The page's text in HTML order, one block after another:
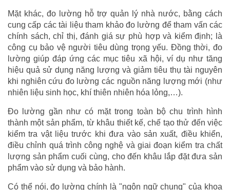
Mặt khác, đo lường hỗ trợ quản lý nhà nước, bằng cách
cung cấp các tài liệu tham khảo đo lường để tham vấn các
chính sách, chỉ thị, đánh giá sự phù hợp và kiểm định; là
công cụ bảo vệ người tiêu dùng trọng yếu. Đồng thời, đo
lường giúp đáp ứng các mục tiêu xã hội, ví dụ như tăng
hiệu quả sử dụng năng lượng và giảm tiêu thụ tài nguyên
khi nghiên cứu đo lường các nguồn năng lượng mới (như
nhiên liệu sinh học, khí thiên nhiên hóa lỏng,…).
Đo lường gần như có mặt trong toàn bộ chu trình hình
thành một sản phẩm, từ khâu thiết kế, chế tạo thử đến việc
kiểm tra vật liệu trước khi đưa vào sản xuất, điều khiển,
điều chỉnh quá trình công nghệ và giai đoạn kiểm tra chất
lượng sản phẩm cuối cùng, cho đến khâu lắp đặt đưa sản
phẩm vào sử dụng và bảo hành.
Có thể nói, đo lường chính là "ngôn ngữ chung" của khoa